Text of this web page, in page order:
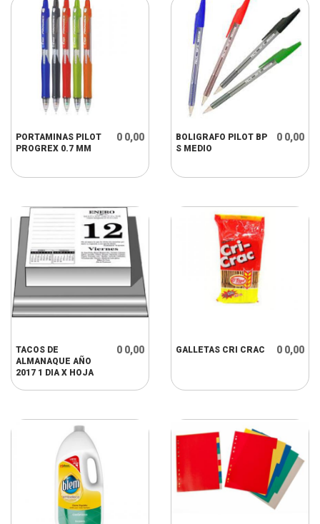
PORTAMINAS PILOT
PROGREX 0.7 MM
0 0,00
BOLIGRAFO PILOT BP
S MEDIO
0 0,00
TACOS DE
ALMANAQUE AÑO
2017 1 DIA X HOJA
0 0,00 GALLETAS CRI CRAC 0 0,00